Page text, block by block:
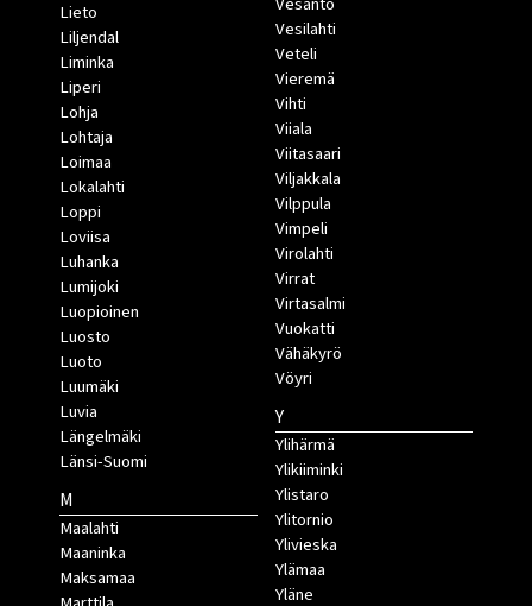
Lieto
Liljendal
Liminka
Liperi
Lohja
Lohtaja
Loimaa
Lokalahti
Loppi
Loviisa
Luhanka
Lumijoki
Luopioinen
Luosto
Luoto
Luumäki
Luvia
Längelmäki
Länsi-Suomi
M
Maalahti
Maaninka
Maksamaa
Vesilahti
Veteli
Vieremä
Vihti
Viiala
Viitasaari
Viljakkala
Vilppula
Vimpeli
Virolahti
Virrat
Virtasalmi
Vuokatti
Vähäkyrö
Vöyri
Y
Ylihärmä
Ylikiiminki
Ylistaro
Ylitornio
Ylivieska
Ylämaa
Yläne